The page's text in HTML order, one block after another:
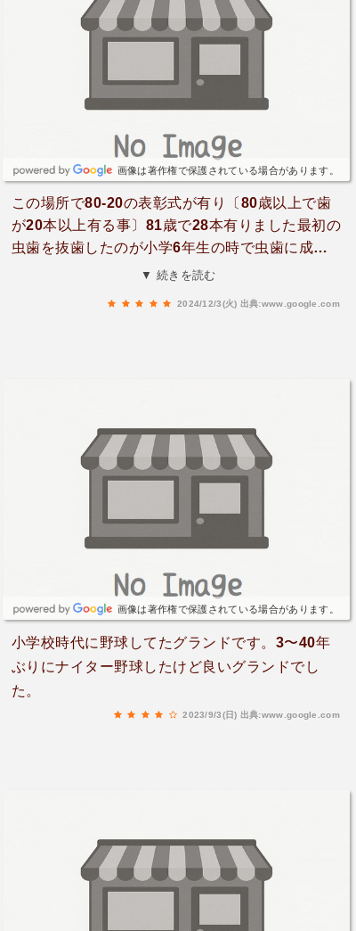
画像は著作権で保護されている場合があります。
この場所で80-20の表彰式が有り〔80歳以上で歯
が20本以上有る事〕81歳で28本有りました最初の
虫歯を抜歯したのが小学6年生の時で虫歯に成っ
たら理由が、家業か食料品店で寝る前に生菓子を
▼ 続きを読む
2024/12/3(火) 出典:www.google.com
画像は著作権で保護されている場合があります。
小学校時代に野球してたグランドです。3〜40年
ぶりにナイター野球したけど良いグランドでし
た。
2023/9/3(日) 出典:www.google.com